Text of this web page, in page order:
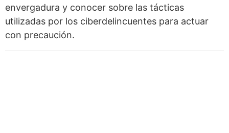
envergadura y conocer sobre las tácticas
utilizadas por los ciberdelincuentes para actuar
con precaución.